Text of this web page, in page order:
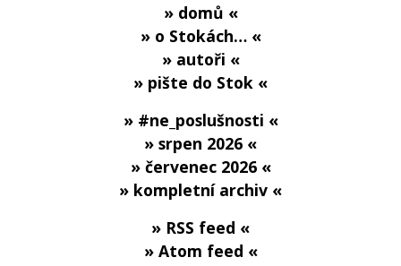
» domů «
» o Stokách… «
» autoři «
» pište do Stok «
» #ne_poslušnosti «
» srpen 2026 «
» červenec 2026 «
» kompletní archiv «
» RSS feed «
» Atom feed «